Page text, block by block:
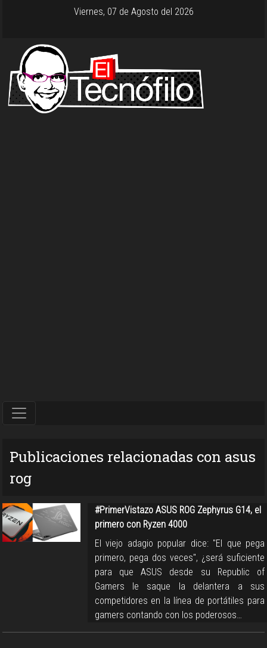
Viernes, 07 de Agosto del 2026
Publicaciones relacionadas con asus
rog
#PrimerVistazo ASUS ROG Zephyrus G14, el
primero con Ryzen 4000
El viejo adagio popular dice: "El que pega
primero, pega dos veces", ¿será suficiente
para que ASUS desde su Republic of
Gamers le saque la delantera a sus
competidores en la línea de portátiles para
gamers contando con los poderosos…